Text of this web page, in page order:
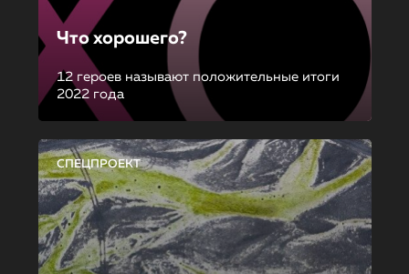
Что хорошего?
12 героев называют положительные итоги
2022 года
СПЕЦПРОЕКТ